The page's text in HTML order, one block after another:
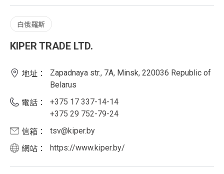
白俄羅斯
KIPER TRADE LTD.
地址：
Zapadnaya str., 7A, Minsk, 220036 Republic of
Belarus
電話：
+375 17 337-14-14
+375 29 752-79-24
信箱：
tsv@kiper.by
網站：
https://www.kiper.by/